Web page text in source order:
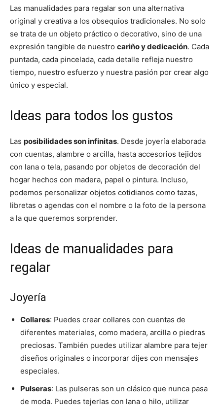
Las manualidades para regalar son una alternativa
original y creativa a los obsequios tradicionales. No solo
se trata de un objeto práctico o decorativo, sino de una
expresión tangible de nuestro cariño y dedicación. Cada
puntada, cada pincelada, cada detalle refleja nuestro
tiempo, nuestro esfuerzo y nuestra pasión por crear algo
único y especial.
Ideas para todos los gustos
Las posibilidades son infinitas. Desde joyería elaborada
con cuentas, alambre o arcilla, hasta accesorios tejidos
con lana o tela, pasando por objetos de decoración del
hogar hechos con madera, papel o pintura. Incluso,
podemos personalizar objetos cotidianos como tazas,
libretas o agendas con el nombre o la foto de la persona
a la que queremos sorprender.
Ideas de manualidades para
regalar
Joyería
Collares: Puedes crear collares con cuentas de
diferentes materiales, como madera, arcilla o piedras
preciosas. También puedes utilizar alambre para tejer
diseños originales o incorporar dijes con mensajes
especiales.
Pulseras: Las pulseras son un clásico que nunca pasa
de moda. Puedes tejerlas con lana o hilo, utilizar